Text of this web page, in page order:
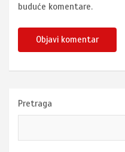
buduće komentare.
Pretraga